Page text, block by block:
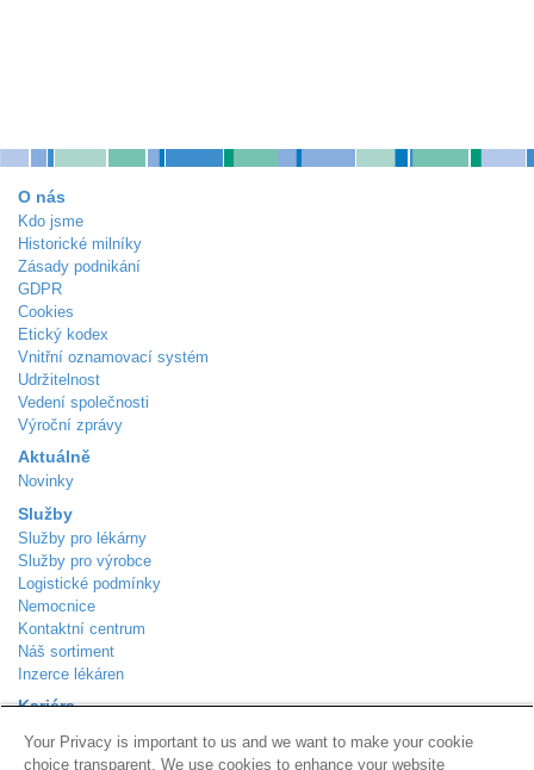
O nás
Kdo jsme
Historické milníky
Zásady podnikání
GDPR
Cookies
Etický kodex
Vnitřní oznamovací systém
Udržitelnost
Vedení společnosti
Výroční zprávy
Aktuálně
Novinky
Služby
Služby pro lékárny
Služby pro výrobce
Logistické podmínky
Nemocnice
Kontaktní centrum
Náš sortiment
Inzerce lékáren
Kariéra
Kontakt
Your Privacy is important to us and we want to make your cookie
choice transparent. We use cookies to enhance your website